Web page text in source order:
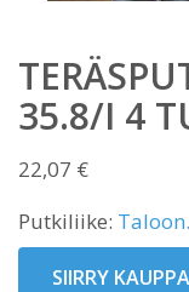
35.8/I 4
22,07 €
Putkiliike:
SIIRRY